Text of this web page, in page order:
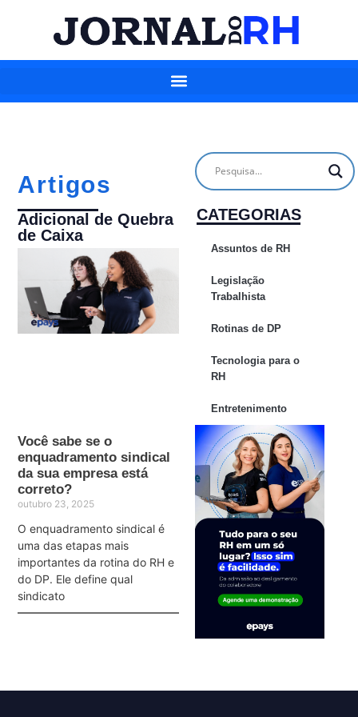
Artigos
Adicional de Quebra
de Caixa
Você sabe se o
enquadramento sindical
da sua empresa está
correto?
outubro 23, 2025
O enquadramento sindical é
uma das etapas mais
importantes da rotina do RH e
do DP. Ele define qual
sindicato
CATEGORIAS
Assuntos de RH
Legislação
Trabalhista
Rotinas de DP
Tecnologia para o
RH
Entretenimento